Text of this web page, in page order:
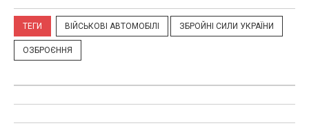
ТЕГИ ВІЙСЬКОВІ АВТОМОБІЛІ ЗБРОЙНІ СИЛИ УКРАЇНИ
ОЗБРОЄННЯ